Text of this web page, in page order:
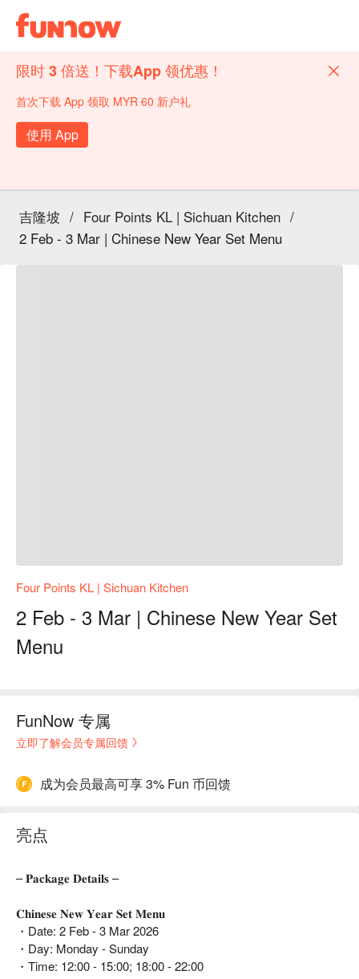
限时 3 倍送！下载App 领优惠！
首次下载 App 领取 MYR 60 新户礼
使用 App
吉隆坡 / Four Points KL | Sichuan Kitchen /
2 Feb - 3 Mar | Chinese New Year Set Menu
Four Points KL | Sichuan Kitchen
2 Feb - 3 Mar | Chinese New Year Set
Menu
FunNow 专属
立即了解会员专属回馈
成为会员最高可享 3% Fun 币回馈
亮点
– 𝐏𝐚𝐜𝐤𝐚𝐠𝐞 𝐃𝐞𝐭𝐚𝐢𝐥𝐬 –
𝐂𝐡𝐢𝐧𝐞𝐬𝐞 𝐍𝐞𝐰 𝐘𝐞𝐚𝐫 𝐒𝐞𝐭 𝐌𝐞𝐧𝐮
・Date: 2 Feb - 3 Mar 2026
・Day: Monday - Sunday
・Time: 12:00 - 15:00; 18:00 - 22:00